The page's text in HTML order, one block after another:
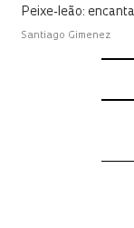
Peixe-leão:
Santiago Gimenez